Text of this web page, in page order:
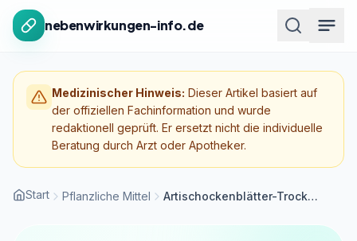
Zum Inhalt springen
nebenwirkungen-info.de
Medizinischer Hinweis: Dieser Artikel basiert auf
der offiziellen Fachinformation und wurde
redaktionell geprüft. Er ersetzt nicht die individuelle
Beratung durch Arzt oder Apotheker.
Start Pflanzliche Mittel Artischockenblätter-Trockenextrakt